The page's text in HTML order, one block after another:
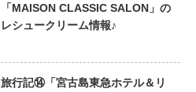
MAISON CLASSIC SALON」の
シュークリーム情報♪
行記⑭「宮古島東急ホテル＆リ